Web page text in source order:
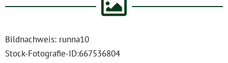
Bildnachweis: runna10
Stock-Fotografie-ID:667536804